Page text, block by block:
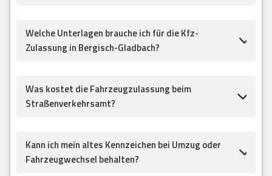
Welche Unterlagen brauche ich für die Kfz-
Zulassung in Bergisch-Gladbach?
Was kostet die Fahrzeugzulassung beim
Straßenverkehrsamt?
Kann ich mein altes Kennzeichen bei Umzug oder
Fahrzeugwechsel behalten?